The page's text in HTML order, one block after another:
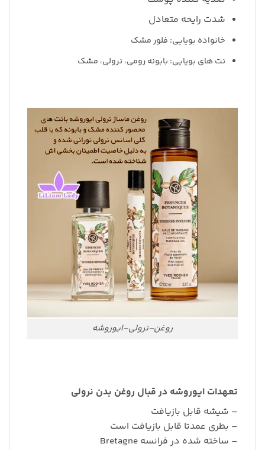
شدت رایحه متعادل
خانواده بویایی: فلور مشک
نت های بویایی: بابونه رومی، نرولی، مشک
روغن–نرولی-ایوروشه
تعهدات ایوروشه در قبال روغن بدن نرولی
– شیشه قابل بازیافت
– بطری عمدتا قابل بازیافت است
– ساخته شده در فرانسه Bretagne